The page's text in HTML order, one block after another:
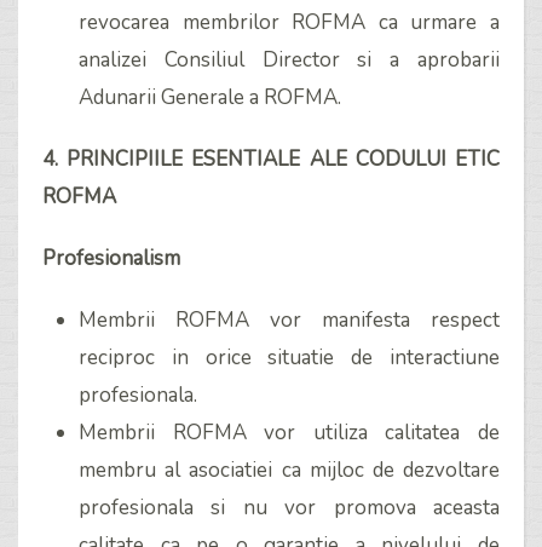
revocarea membrilor ROFMA ca urmare a
analizei Consiliul Director si a aprobarii
Adunarii Generale a ROFMA.
4. PRINCIPIILE ESENTIALE ALE CODULUI ETIC
ROFMA
Profesionalism
Membrii ROFMA vor manifesta respect
reciproc in orice situatie de interactiune
profesionala.
Membrii ROFMA vor utiliza calitatea de
membru al asociatiei ca mijloc de dezvoltare
profesionala si nu vor promova aceasta